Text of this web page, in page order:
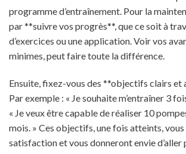
programme d’entraînement. Pour la
par **suivre vos progrès**, que ce soit à
d’exercices ou une application. Voir vos
minimes, peut faire toute la différence.
Ensuite, fixez-vous des **objectifs clairs et
Par exemple : « Je souhaite m’entraîner 3
« Je veux être capable de réaliser 10
mois. » Ces objectifs, une fois atteints,
satisfaction et vous donneront envie d’aller